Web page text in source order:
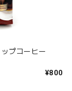
プコーヒー
¥800